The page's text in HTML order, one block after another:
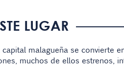
LUGAR
malagueña se convierte
muchos de ellos estrenos,